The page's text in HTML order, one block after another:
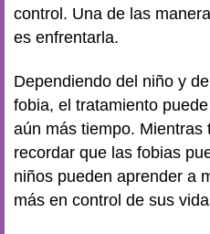
control. Una de las
es enfrentarla.
Dependiendo del niño y
fobia, el tratamiento
aún más tiempo. Mientras
recordar que las fobias
niños pueden aprender a
más en control de sus